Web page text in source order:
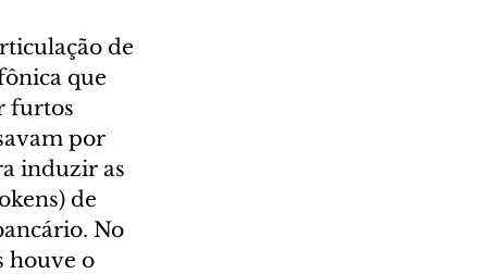
de
que
furtos
por
induzir as
de
No
houve o